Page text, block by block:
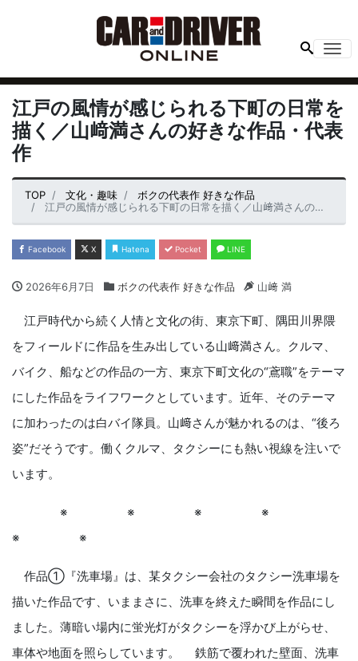
江戸の風情が感じられる下町の日常を
描く／山﨑満さんの好きな作品・代表
作
TOP 文化・趣味
ボクの代表作 好きな作品
江戸の風情が感じられる下町の日常を描く／山﨑満さんの好きな作品・代表作
Facebook X Hatena Pocket LINE
2026年6月7日 ボクの代表作 好きな作品 山﨑 満
江戸時代から続く人情と文化の街、東京下町、隅田川界隈
をフィールドに作品を生み出している山﨑満さん。クルマ、
バイク、船などの作品の一方、東京下町文化の“鳶職”をテーマ
にした作品をライフワークとしています。近年、そのテーマ
に加わったのは白バイ隊員。山﨑さんが魅かれるのは、“後ろ
姿”だそうです。働くクルマ、タクシーにも熱い視線を注いで
います。
※ ※ ※ ※
※ ※
作品①『洗車場』は、某タクシー会社のタクシー洗車場を
描いた作品です、いままさに、洗車を終えた瞬間を作品にし
ました。薄暗い場内に蛍光灯がタクシーを浮かび上がらせ、
車体や地面を照らしています。 鉄筋で覆われた壁面、洗車